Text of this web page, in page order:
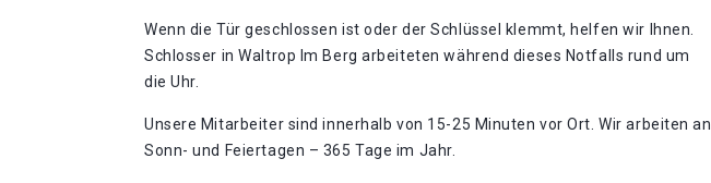
Wenn die Tür geschlossen ist oder der Schlüssel klemmt, helfen wir Ihnen.
Schlosser in Waltrop Im Berg arbeiteten während dieses Notfalls rund um
die Uhr.
Unsere Mitarbeiter sind innerhalb von 15-25 Minuten vor Ort. Wir arbeiten an
Sonn- und Feiertagen – 365 Tage im Jahr.